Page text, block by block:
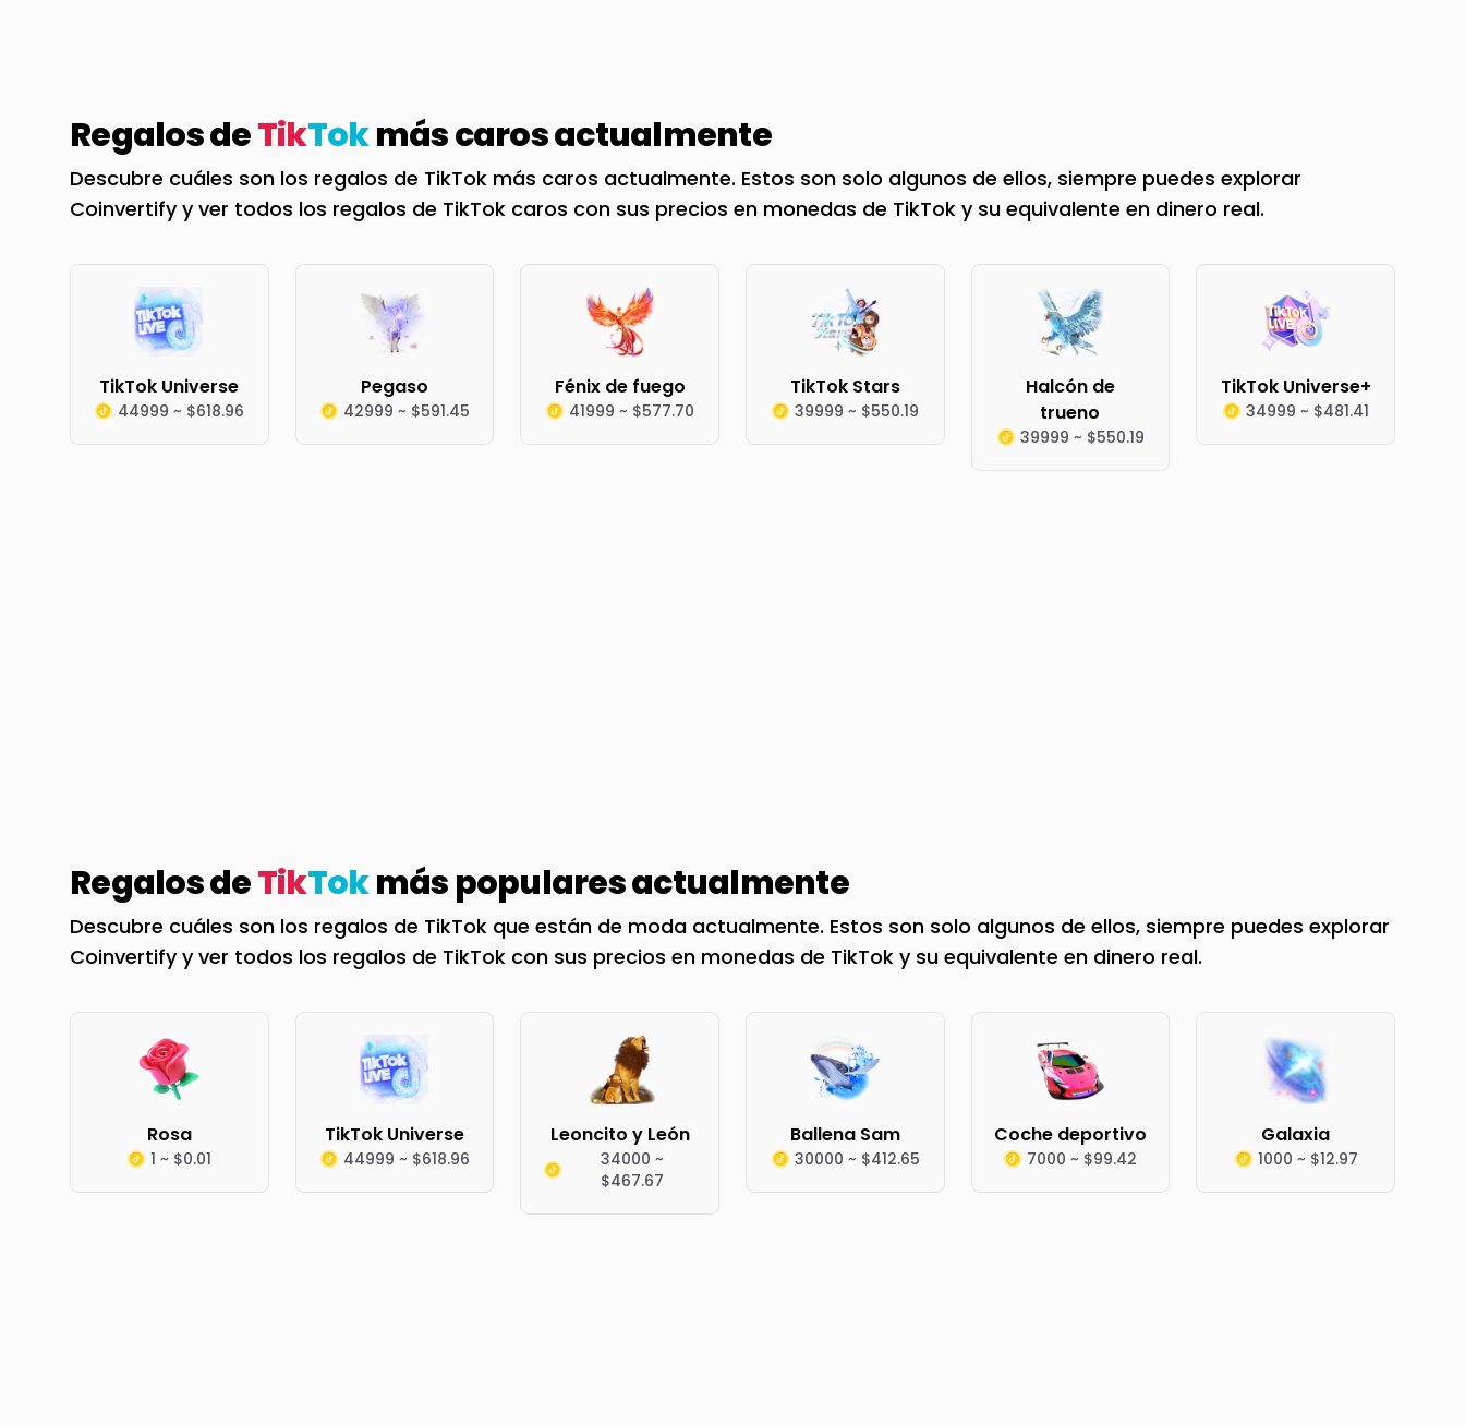
Regalos deTikTokmás caros actualmente
Descubre cuáles son los regalos de TikTok más caros actualmente. Estos son solo algunos de ellos, siempre puedes explorar
Coinvertify y ver todos los regalos de TikTok caros con sus precios en monedas de TikTok y su equivalente en dinero real.
TikTok Universe
44999 ~ $618.96
Pegaso
42999 ~ $591.45
Fénix de fuego
41999 ~ $577.70
TikTok Stars
39999 ~ $550.19
Halcón de
trueno
39999 ~ $550.19
TikTok Universe+
34999 ~ $481.41
Regalos deTikTokmás populares actualmente
Descubre cuáles son los regalos de TikTok que están de moda actualmente. Estos son solo algunos de ellos, siempre puedes explorar
Coinvertify y ver todos los regalos de TikTok con sus precios en monedas de TikTok y su equivalente en dinero real.
Rosa
1 ~ $0.01
TikTok Universe
44999 ~ $618.96
Leoncito y León
34000 ~
$467.67
Ballena Sam
30000 ~ $412.65
Coche deportivo
7000 ~ $99.42
Galaxia
1000 ~ $12.97